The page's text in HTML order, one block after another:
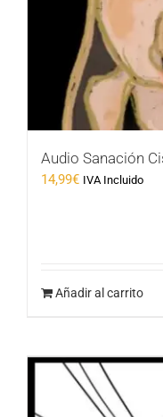
Audio Sanación
14,99€ IVA Incluido
Añadir al carrito